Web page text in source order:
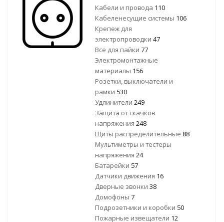
Кабели и провода 110
Кабеленесущие системы 106
Крепеж для
электропроводки 47
Все для пайки 77
Электромонтажные
материалы 156
Розетки, выключатели и
рамки 530
Удлинители 249
Защита от скачков
напряжения 248
Щиты распределительные 88
Мультиметры и тестеры
напряжения 24
Батарейки 57
Датчики движения 16
Дверные звонки 38
Домофоны 7
Подрозетники и коробки 50
Пожарные извещатели 12